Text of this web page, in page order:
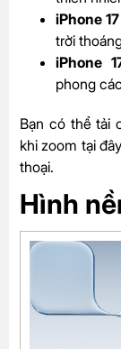
iPhone
trời
iPhone
phong
Bạn có thể tải
khi zoom tại
thoại.
Hình